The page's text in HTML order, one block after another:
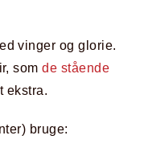
vinger og glorie.
somde stående
ekstra.
bruge: